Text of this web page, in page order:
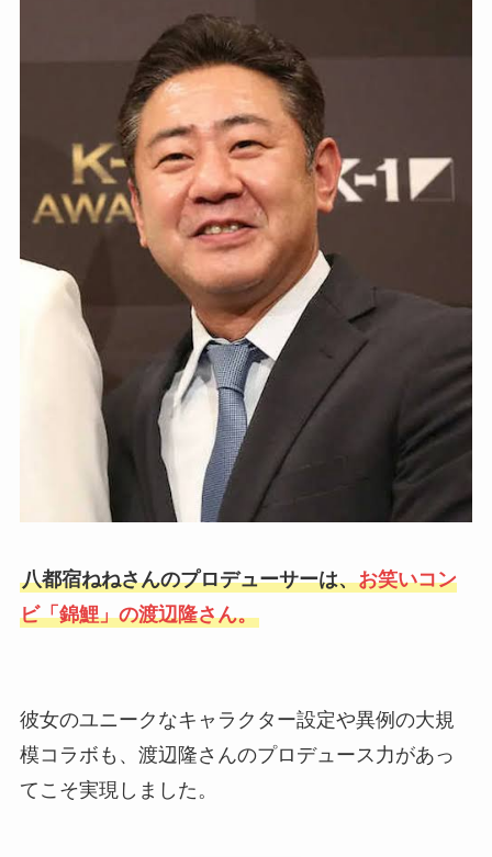
八都宿ねねさんのプロデューサーは、お笑いコン
ビ「錦鯉」の渡辺隆さん。
彼女のユニークなキャラクター設定や異例の大規
模コラボも、渡辺隆さんのプロデュース力があっ
てこそ実現しました。